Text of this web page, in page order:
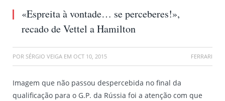
«Espreita à vontade… se perceberes!»,
recado de Vettel a Hamilton
POR SÉRGIO VEIGA EM OCT 10, 2015 FERRARI
Imagem que não passou despercebida no final da
qualificação para o G.P. da Rússia foi a atenção com que